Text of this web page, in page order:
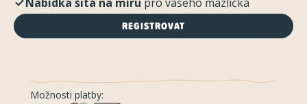
REGISTROVAT
Možnosti platby: